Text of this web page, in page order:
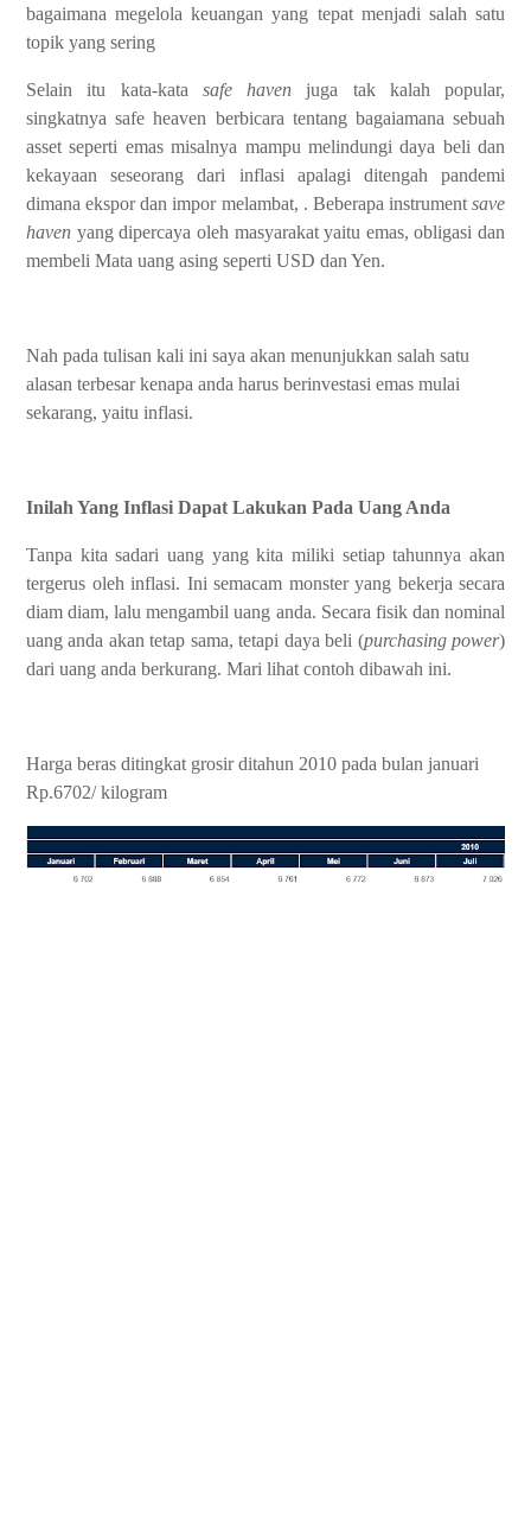
bagaimana megelola keuangan yang tepat menjadi salah satu
topik yang sering
Selain itu kata-kata safe haven juga tak kalah popular,
singkatnya safe heaven berbicara tentang bagaiamana sebuah
asset seperti emas misalnya mampu melindungi daya beli dan
kekayaan seseorang dari inflasi apalagi ditengah pandemi
dimana ekspor dan impor melambat, . Beberapa instrument save
haven yang dipercaya oleh masyarakat yaitu emas, obligasi dan
membeli Mata uang asing seperti USD dan Yen.
Nah pada tulisan kali ini saya akan menunjukkan salah satu
alasan terbesar kenapa anda harus berinvestasi emas mulai
sekarang, yaitu inflasi.
Inilah Yang Inflasi Dapat Lakukan Pada Uang Anda
Tanpa kita sadari uang yang kita miliki setiap tahunnya akan
tergerus oleh inflasi. Ini semacam monster yang bekerja secara
diam diam, lalu mengambil uang anda. Secara fisik dan nominal
uang anda akan tetap sama, tetapi daya beli (purchasing power)
dari uang anda berkurang. Mari lihat contoh dibawah ini.
Harga beras ditingkat grosir ditahun 2010 pada bulan januari
Rp.6702/ kilogram